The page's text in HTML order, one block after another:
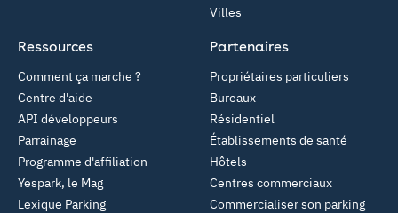
Villes
Partenaires
Propriétaires particuliers
Bureaux
Résidentiel
Établissements de santé
Hôtels
Centres commerciaux
Commercialiser son parking
Ressources
Comment ça marche ?
Centre d'aide
API développeurs
Parrainage
Programme d'affiliation
Yespark, le Mag
Lexique Parking